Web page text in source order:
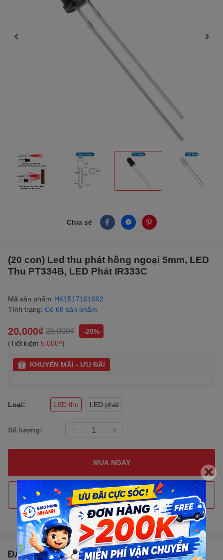
Chia sẻ
(20 con) Led thu phát hồng ngoại 5mm, LED
Thu PT334B, LED Phát IR333C
Mã sản phẩm: HK1517101002
Tình trạng: Có 68 sản phẩm
20.000₫ 25.000₫
-20%
(Tiết kiệm 5.000₫)
KHUYẾN MÃI - ƯU ĐÃI
Loại: LED thu LED phát
Số lượng:
MUA NGAY
THÊM VÀO GIỎ HÀNG
Gọi đặt mua0907088123(7:30 - 17:00)
ĐẶC ĐIỂM NỔI BẬT